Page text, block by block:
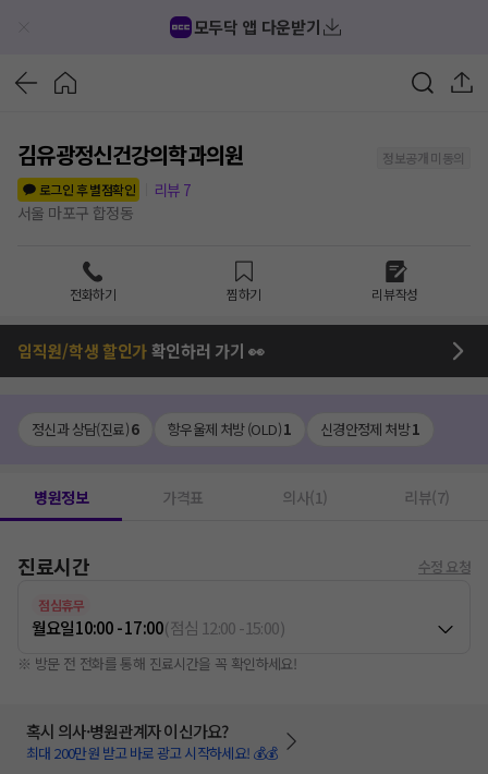
모두닥 앱 다운받기
김유광정신건강의학과의원
정보공개 미동의
로그인 후 별점확인
리뷰 7
서울 마포구 합정동
전화하기 찜하기 리뷰작성
임직원/학생 할인가확인하러 가기 👀
정신과 상담(진료)6 항우울제 처방 (OLD)1 신경안정제 처방1
병원정보 가격표 의사(1) 리뷰(7)
진료시간 수정 요청
점심휴무
월요일10:00 - 17:00(점심 12:00-15:00)
※ 방문 전 전화를 통해 진료시간을 꼭 확인하세요!
혹시 의사·병원관계자 이신가요?
최대 200만원 받고 바로 광고 시작하세요! 💰💰